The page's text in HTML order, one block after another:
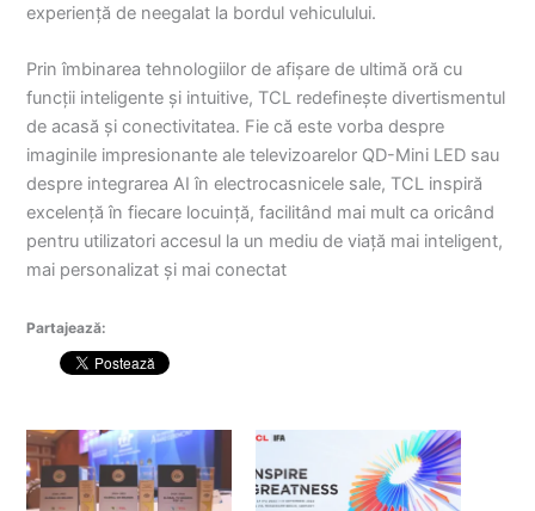
experiență de neegalat la bordul vehiculului.
Prin îmbinarea tehnologiilor de afișare de ultimă oră cu
funcții inteligente și intuitive, TCL redefinește divertismentul
de acasă și conectivitatea. Fie că este vorba despre
imaginile impresionante ale televizoarelor QD-Mini LED sau
despre integrarea AI în electrocasnicele sale, TCL inspiră
excelență în fiecare locuință, facilitând mai mult ca oricând
pentru utilizatori accesul la un mediu de viață mai inteligent,
mai personalizat și mai conectat
Partajează: